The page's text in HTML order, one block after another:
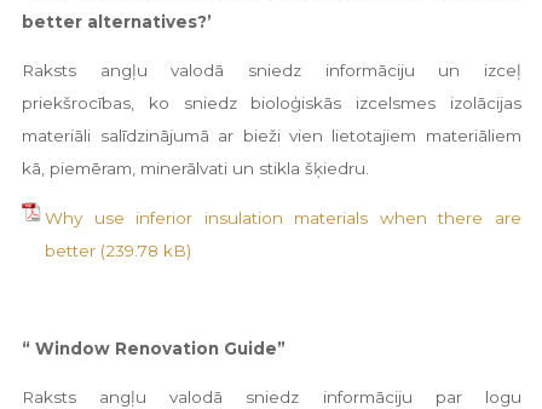
better alternatives?’
Raksts angļu valodā sniedz informāciju un izceļ
priekšrocības, ko sniedz bioloģiskās izcelsmes izolācijas
materiāli salīdzinājumā ar bieži vien lietotajiem materiāliem
kā, piemēram, minerālvati un stikla šķiedru.
Why use inferior insulation materials when there are
better
“ Window Renovation Guide”
Raksts angļu valodā sniedz informāciju par logu